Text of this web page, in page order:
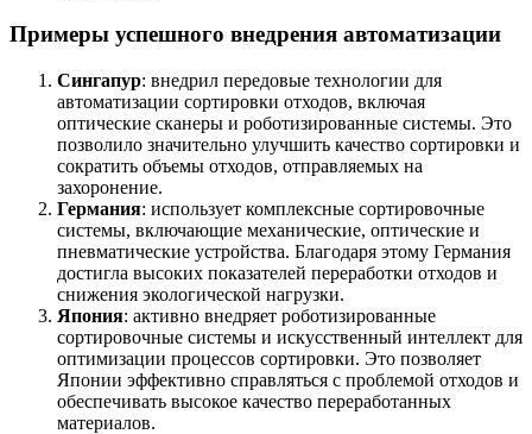
Примеры успешного внедрения автоматизации
Сингапур: внедрил передовые технологии для
автоматизации сортировки отходов, включая
оптические сканеры и роботизированные системы. Это
позволило значительно улучшить качество сортировки и
сократить объемы отходов, отправляемых на
захоронение.
Германия: использует комплексные сортировочные
системы, включающие механические, оптические и
пневматические устройства. Благодаря этому Германия
достигла высоких показателей переработки отходов и
снижения экологической нагрузки.
Япония: активно внедряет роботизированные
сортировочные системы и искусственный интеллект для
оптимизации процессов сортировки. Это позволяет
Японии эффективно справляться с проблемой отходов и
обеспечивать высокое качество переработанных
материалов.